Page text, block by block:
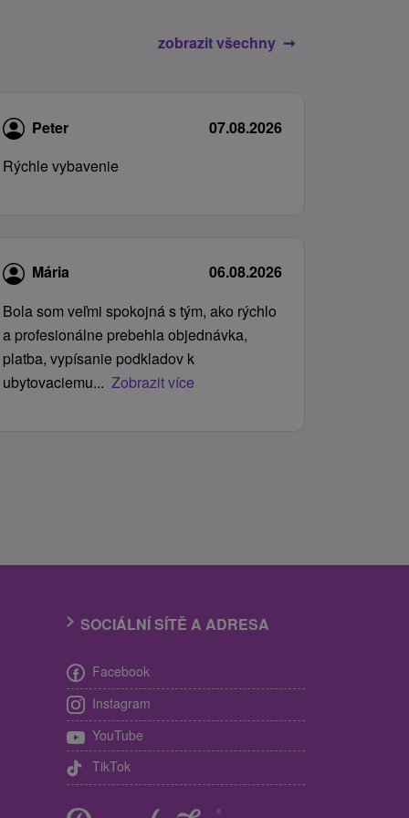
zobrazit všechny
Peter
07.08.2026
Rýchle vybavenie
Mária
06.08.2026
Bola som veľmi spokojná s tým, ako rýchlo
a profesionálne prebehla objednávka,
platba, vypísanie podkladov k
ubytovaciemu... Zobrazit více
SOCIÁLNÍ SÍTĚ A ADRESA
Facebook
Instagram
YouTube
TikTok